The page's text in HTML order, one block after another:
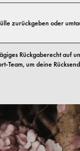
12 Monate nach
zurückgeben oder
Rückgaberecht auf
Team, um deine